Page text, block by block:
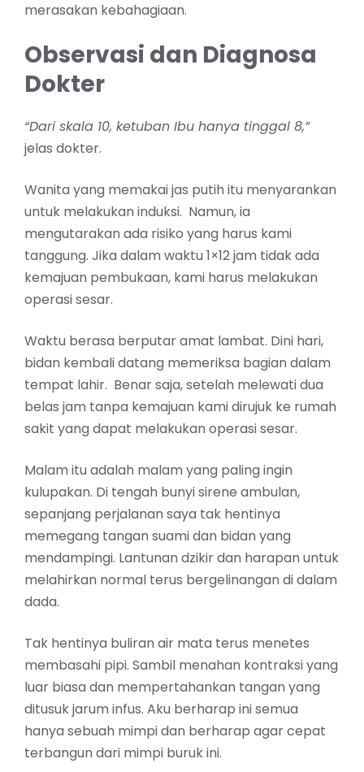
merasakan kebahagiaan.
Observasi dan Diagnosa
Dokter
“Dari skala 10, ketuban Ibu hanya tinggal 8,”
jelas dokter.
Wanita yang memakai jas putih itu menyarankan
untuk melakukan induksi. Namun, ia
mengutarakan ada risiko yang harus kami
tanggung. Jika dalam waktu 1×12 jam tidak ada
kemajuan pembukaan, kami harus melakukan
operasi sesar.
Waktu berasa berputar amat lambat. Dini hari,
bidan kembali datang memeriksa bagian dalam
tempat lahir. Benar saja, setelah melewati dua
belas jam tanpa kemajuan kami dirujuk ke rumah
sakit yang dapat melakukan operasi sesar.
Malam itu adalah malam yang paling ingin
kulupakan. Di tengah bunyi sirene ambulan,
sepanjang perjalanan saya tak hentinya
memegang tangan suami dan bidan yang
mendampingi. Lantunan dzikir dan harapan untuk
melahirkan normal terus bergelinangan di dalam
dada.
Tak hentinya buliran air mata terus menetes
membasahi pipi. Sambil menahan kontraksi yang
luar biasa dan mempertahankan tangan yang
ditusuk jarum infus. Aku berharap ini semua
hanya sebuah mimpi dan berharap agar cepat
terbangun dari mimpi buruk ini.